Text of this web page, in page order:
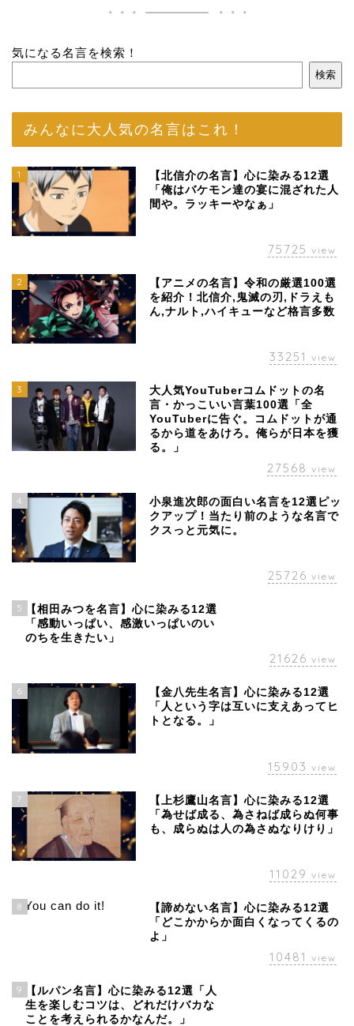
気になる名言を検索！
検索
みんなに大人気の名言はこれ！
1
【北信介の名言】心に染みる12選
「俺はバケモン達の宴に混ざれた人
間や。ラッキーやなぁ」
75725 view
2
【アニメの名言】令和の厳選100選
を紹介！北信介,鬼滅の刃,ドラえも
ん,ナルト,ハイキューなど格言多数
33251 view
3
大人気YouTuberコムドットの名
言・かっこいい言葉100選「全
YouTuberに告ぐ。コムドットが通
るから道をあけろ。俺らが日本を獲
る。」
27568 view
4
小泉進次郎の面白い名言を12選ピッ
クアップ！当たり前のような名言で
クスっと元気に。
25726 view
5
【相田みつを名言】心に染みる12選
「感動いっぱい、感激いっぱいのい
のちを生きたい」
21626 view
6
【金八先生名言】心に染みる12選
「人という字は互いに支えあってヒ
トとなる。」
15903 view
7
【上杉鷹山名言】心に染みる12選
「為せば成る、為さねば成らぬ何事
も、成らぬは人の為さぬなりけり」
11029 view
8
【諦めない名言】心に染みる12選
「どこかからか面白くなってくるの
よ」
10481 view
9
【ルパン名言】心に染みる12選「人
生を楽しむコツは、どれだけバカな
ことを考えられるかなんだ。」